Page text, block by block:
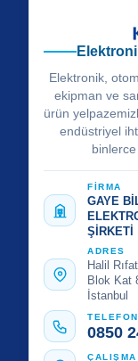
Elektronik,
ekipman ve
ürün
endüstriyel
FİRMA
GAYE
ŞİRKETİ
ADRES
Halil
Blok Kat
İstanbul
TELEFON
0850
ÇALIŞMA